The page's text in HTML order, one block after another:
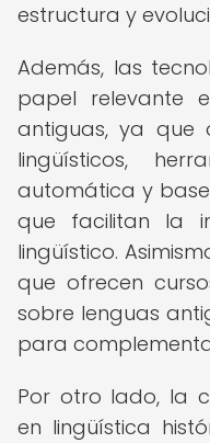
estructura y
Además, las
papel relevante
antiguas, ya que
lingüísticos,
automática y
que facilitan la
lingüístico.
que ofrecen
sobre lenguas
para
Por otro lado, la
en lingüística